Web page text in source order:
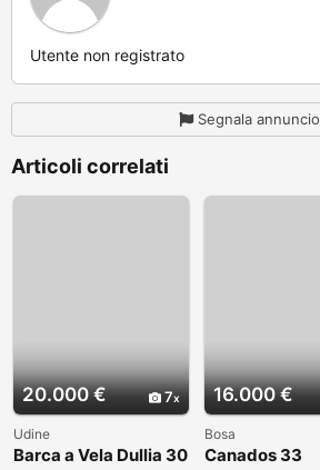
Utente non registrato
Segnala annuncio
Articoli correlati
20.000 € 7
Udine
Barca a Vela Dullia 30
16.000 €
Bosa
Canados 33